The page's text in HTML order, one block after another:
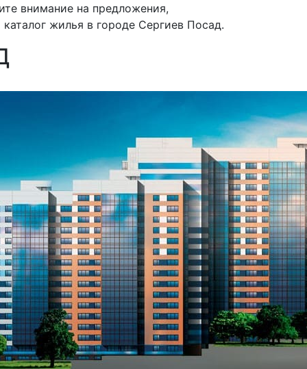
внимание на предложения,
жилья в городе Сергиев Посад.